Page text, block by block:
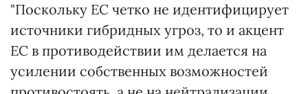
"Поскольку ЕС четко не идентифицирует
источники гибридных угроз, то и акцент
ЕС в противодействии им делается на
усилении собственных возможностей